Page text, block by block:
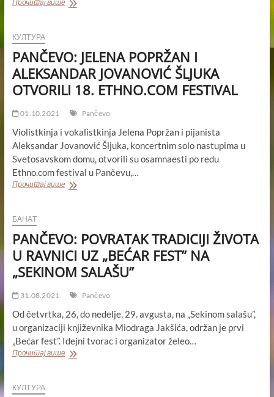
Прочитај више
NA
DRUGOJ
VEČERI
FESTIVALA.
PANČEVAČKI
TAMBURAŠKI
ORKESTAR
КУЛТУРА
PANČEVO: JELENA POPRŽAN I
ALEKSANDAR JOVANOVIĆ ŠLJUKA
OTVORILI 18. ETHNO.COM FESTIVAL
01.10.2021 Pančevo
Violistkinja i vokalistkinja Jelena Popržan i pijanista
Aleksandar Jovanović Šljuka, koncertnim solo nastupima u
Svetosavskom domu, otvorili su osamnaesti po redu
Ethno.com festival u Pančevu,…
Прочитај вишеPANČEVO:
JOVANOVIĆ
ŠLJUKA
OTVORILI
18.
FESTIVAL
БАНАТ
PANČEVO: POVRATAK TRADICIJI ŽIVOTA
U RAVNICI UZ „BEĆAR FEST” NA
„SEKINOM SALAŠU”
31.08.2021 Pančevo
Od četvrtka, 26, do nedelje, 29. avgusta, na „Sekinom salašu”,
u organizaciji književnika Miodraga Jakšića, održan je prvi
„Bećar fest”. Idejni tvorac i organizator želeo…
Прочитај вишеPANČEVO:
КУЛТУРА